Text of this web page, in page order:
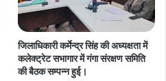
जिलाधिकारी कर्मेन्द्र सिंह की अध्यक्षता में
कलेक्ट्रेट सभागार में गंगा संरक्षण समिति
की बैठक सम्पन्न हुई।